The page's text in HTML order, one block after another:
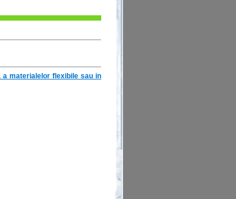
a materialelor flexibile sau in